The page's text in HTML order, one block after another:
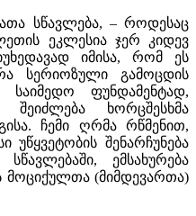
სწავლება, – როდესაც
ეკლესია ჯერ კიდევ
იმისა, რომ ეს
სერიოზული გამოცდის
ფუნდამენტად,
შეიძლება ხორცშესხმა
ჩემი ღრმა რწმენით,
უწყვეტობის შენარჩუნება
ემსახურება
მოციქულთა (მიმდევართა)